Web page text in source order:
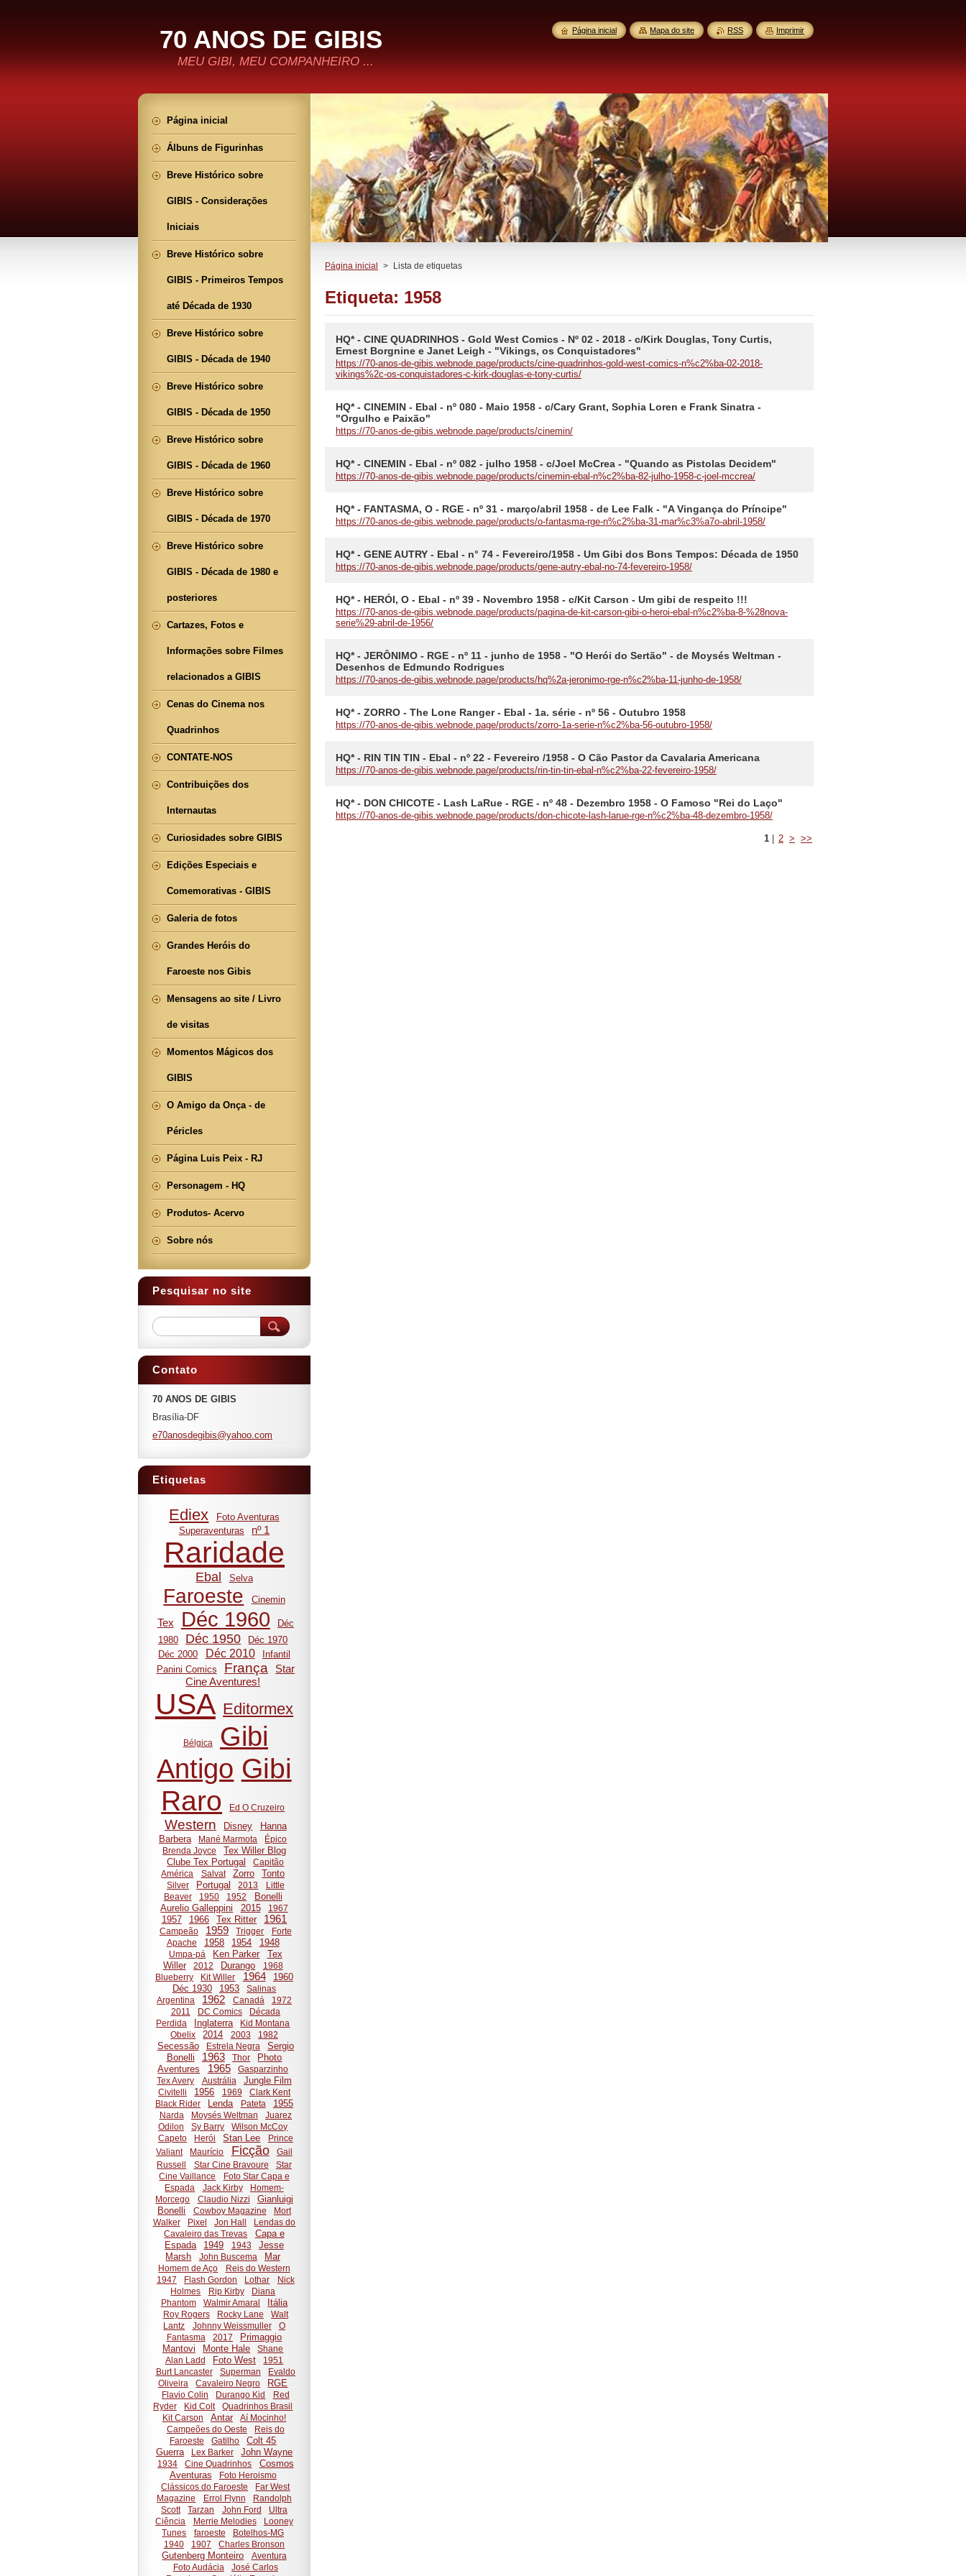
70 ANOS DE GIBIS
MEU GIBI, MEU COMPANHEIRO ...
Página inicial > Lista de etiquetas
Etiqueta: 1958
HQ* - CINE QUADRINHOS - Gold West Comics - Nº 02 - 2018 - c/Kirk Douglas, Tony Curtis,
Ernest Borgnine e Janet Leigh - "Vikings, os Conquistadores"
https://70-anos-de-gibis.webnode.page/products/cine-quadrinhos-gold-west-comics-n%c2%ba-02-2018-
vikings%2c-os-conquistadores-c-kirk-douglas-e-tony-curtis/
HQ* - CINEMIN - Ebal - nº 080 - Maio 1958 - c/Cary Grant, Sophia Loren e Frank Sinatra -
"Orgulho e Paixão"
https://70-anos-de-gibis.webnode.page/products/cinemin/
HQ* - CINEMIN - Ebal - nº 082 - julho 1958 - c/Joel McCrea - "Quando as Pistolas Decidem"
https://70-anos-de-gibis.webnode.page/products/cinemin-ebal-n%c2%ba-82-julho-1958-c-joel-mccrea/
HQ* - FANTASMA, O - RGE - nº 31 - março/abril 1958 - de Lee Falk - "A Vingança do Príncipe"
https://70-anos-de-gibis.webnode.page/products/o-fantasma-rge-n%c2%ba-31-mar%c3%a7o-abril-1958/
HQ* - GENE AUTRY - Ebal - n° 74 - Fevereiro/1958 - Um Gibi dos Bons Tempos: Década de 1950
https://70-anos-de-gibis.webnode.page/products/gene-autry-ebal-no-74-fevereiro-1958/
HQ* - HERÓI, O - Ebal - nº 39 - Novembro 1958 - c/Kit Carson - Um gibi de respeito !!!
https://70-anos-de-gibis.webnode.page/products/pagina-de-kit-carson-gibi-o-heroi-ebal-n%c2%ba-8-%28nova-
serie%29-abril-de-1956/
HQ* - JERÔNIMO - RGE - nº 11 - junho de 1958 - "O Herói do Sertão" - de Moysés Weltman -
Desenhos de Edmundo Rodrigues
https://70-anos-de-gibis.webnode.page/products/hq%2a-jeronimo-rge-n%c2%ba-11-junho-de-1958/
HQ* - ZORRO - The Lone Ranger - Ebal - 1a. série - nº 56 - Outubro 1958
https://70-anos-de-gibis.webnode.page/products/zorro-1a-serie-n%c2%ba-56-outubro-1958/
HQ* - RIN TIN TIN - Ebal - nº 22 - Fevereiro /1958 - O Cão Pastor da Cavalaria Americana
https://70-anos-de-gibis.webnode.page/products/rin-tin-tin-ebal-n%c2%ba-22-fevereiro-1958/
HQ* - DON CHICOTE - Lash LaRue - RGE - nº 48 - Dezembro 1958 - O Famoso "Rei do Laço"
https://70-anos-de-gibis.webnode.page/products/don-chicote-lash-larue-rge-n%c2%ba-48-dezembro-1958/
1 2 > >>
Página inicial
Álbuns de Figurinhas
Breve Histórico sobre
GIBIS - Considerações
Iniciais
Breve Histórico sobre
GIBIS - Primeiros Tempos
até Década de 1930
Breve Histórico sobre
GIBIS - Década de 1940
Breve Histórico sobre
GIBIS - Década de 1950
Breve Histórico sobre
GIBIS - Década de 1960
Breve Histórico sobre
GIBIS - Década de 1970
Breve Histórico sobre
GIBIS - Década de 1980 e
posteriores
Cartazes, Fotos e
Informações sobre Filmes
relacionados a GIBIS
Cenas do Cinema nos
Quadrinhos
CONTATE-NOS
Contribuições dos
Internautas
Curiosidades sobre GIBIS
Edições Especiais e
Comemorativas - GIBIS
Galeria de fotos
Grandes Heróis do
Faroeste nos Gibis
Mensagens ao site / Livro
de visitas
Momentos Mágicos dos
GIBIS
O Amigo da Onça - de
Péricles
Página Luis Peix - RJ
Personagem - HQ
Produtos- Acervo
Sobre nós
Pesquisar no site
Contato
70 ANOS DE GIBIS
Brasília-DF
e70anosdegibis@yahoo.com
Etiquetas
Ediex
Foto Aventuras
Superaventuras
nº 1
Raridade
Ebal Selva
Faroeste Cinemin
Tex Déc 1960
Déc
1980
Déc 1950
Déc 1970
Déc 2000
Déc 2010
Infantil
Panini Comics
França
Star
Cine Aventures!
USA Editormex
Bélgica
Gibi
Antigo Gibi
Raro
Ed O Cruzeiro
Western Disney
Hanna
Barbera
Mané Marmota
Épico
Brenda Joyce
Tex Willer Blog
Clube Tex Portugal
Capitão
América
Salvat Zorro Tonto
Silver Portugal 2013
Little
Beaver
1950 1952
Bonelli
Aurelio Galleppini
2015 1967
1957 1966 Tex Ritter 1961
Campeão 1959 Trigger
Forte
Apache
1958 1954 1948
Umpa-pá Ken Parker
Tex
Willer
2012 Durango
1968
Blueberry
Kit Willer 1964
1960
Déc 1930
1953
Salinas
Argentina
1962 Canadá
1972
2011
DC Comics
Década
Perdida
Inglaterra
Kid Montana
Obelix
2014 2003 1982
Secessão Estrela Negra
Sergio
Bonelli
1963 Thor
Photo
Aventures
1965
Gasparzinho
Tex Avery
Austrália Jungle Film
Civitelli 1956 1969
Clark Kent
Black Rider
Lenda Pateta 1955
Narda Moysés Weltman
Juarez
Odilon
Sy Barry
Wilson McCoy
Capeto
Herói Stan Lee
Prince
Valiant
Maurício Ficção
Gail
Russell
Star Cine Bravoure
Star
Cine Vaillance
Foto Star Capa e
Espada
Jack Kirby
Homem-
Morcego
Claudio Nizzi
Gianluigi
Bonelli
Cowboy Magazine
Mort
Walker
Pixel Jon Hall
Lendas do
Cavaleiro das Trevas
Capa e
Espada
1949 1943
Jesse
Marsh
John Buscema Mar
Homem de Aço
Reis do Western
1947
Flash Gordon Lothar
Nick
Holmes
Rip Kirby
Diana
Phantom
Walmir Amaral Itália
Roy Rogers Rocky Lane
Walt
Lantz
Johnny Weissmuller
O
Fantasma
2017
Primaggio
Mantovi
Monte Hale
Shane
Alan Ladd
Foto West
1951
Burt Lancaster
Superman
Evaldo
Oliveira
Cavaleiro Negro RGE
Flavio Colin Durango Kid
Red
Ryder
Kid Colt
Quadrinhos Brasil
Kit Carson
Antar
Aí Mocinho!
Campeões do Oeste
Reis do
Faroeste
Gatilho
Colt 45
Guerra
Lex Barker John Wayne
1934 Cine Quadrinhos
Cosmos
Aventuras
Foto Heroismo
Clássicos do Faroeste
Far West
Magazine
Errol Flynn
Randolph
Scott
Tarzan John Ford
Ultra
Ciência
Merrie Melodies
Looney
Tunes
faroeste
Botelhos-MG
1940
1907 Charles Bronson
Gutenberg Monteiro
Aventura
Foto Audácia
José Carlos
Página inicial Mapa do site RSS Imprimir